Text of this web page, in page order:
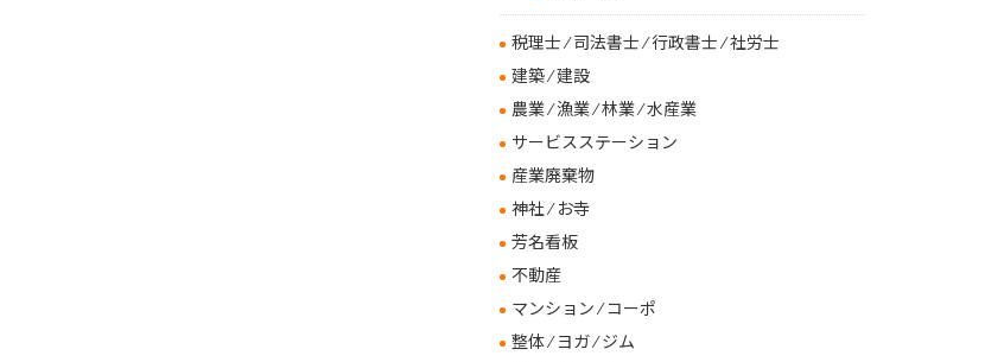
税理士 ⁄ 司法書士 ⁄ 行政書士 ⁄ 社労士
建築 ⁄ 建設
農業 ⁄ 漁業 ⁄ 林業 ⁄ 水産業
サービスステーション
産業廃棄物
神社 ⁄ お寺
芳名看板
不動産
マンション ⁄ コーポ
整体 ⁄ ヨガ ⁄ ジム